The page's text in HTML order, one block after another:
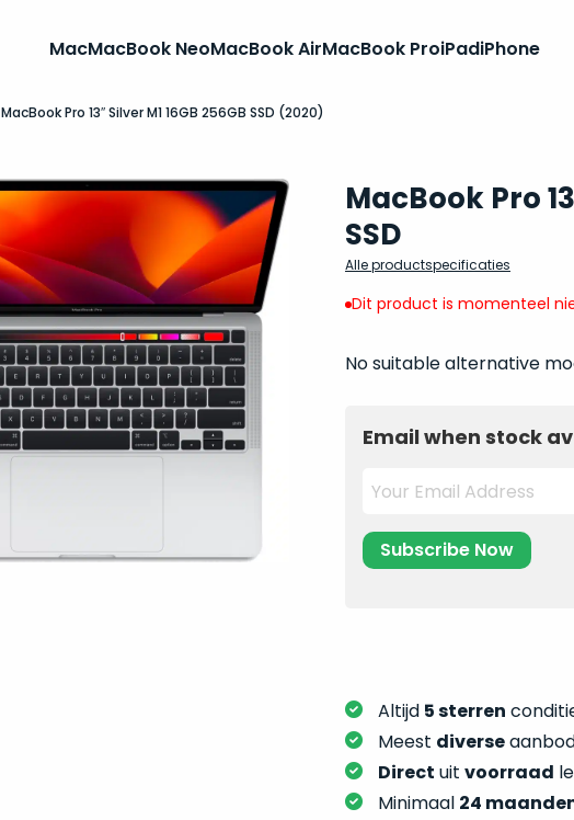
MacMacBook NeoMacBook AirMacBook ProiPadiPhone
MacBook Pro 13″ Silver M1 16GB 256GB SSD (2020)
MacBook Pro
SSD
Alle productspecificaties
Dit product is momenteel
No suitable alternative
Email when stock
Altijd 5 sterren
Meest diverse
Direct uit voorraad
Minimaal 24